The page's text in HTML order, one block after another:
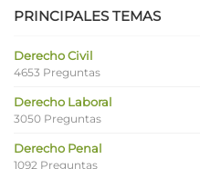
PRINCIPALES TEMAS
Derecho Civil
4653 Preguntas
Derecho Laboral
3050 Preguntas
Derecho Penal
1092 Preguntas